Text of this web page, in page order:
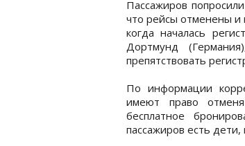
Пассажиров
что рейсы отменены и
когда началась
Дортмунд
препятствовать
По информации
имеют право
бесплатное
пассажиров есть